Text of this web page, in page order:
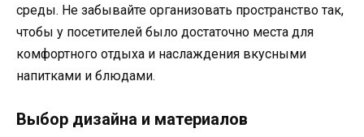
среды. Не забывайте организовать пространство так,
чтобы у посетителей было достаточно места для
комфортного отдыха и наслаждения вкусными
напитками и блюдами.
Выбор дизайна и материалов